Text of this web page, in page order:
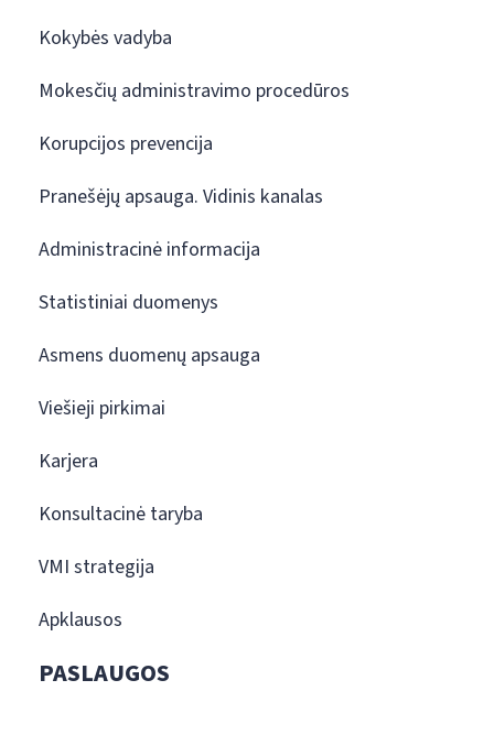
Kokybės vadyba
Mokesčių administravimo procedūros
Korupcijos prevencija
Pranešėjų apsauga. Vidinis kanalas
Administracinė informacija
Statistiniai duomenys
Asmens duomenų apsauga
Viešieji pirkimai
Karjera
Konsultacinė taryba
VMI strategija
Apklausos
PASLAUGOS